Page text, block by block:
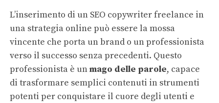
L’inserimento di un SEO copywriter freelance in
una strategia online può essere la mossa
vincente che porta un brand o un professionista
verso il successo senza precedenti. Questo
professionista è unmago delle parole, capace
di trasformare semplici contenuti in strumenti
potenti per conquistare il cuore degli utenti e